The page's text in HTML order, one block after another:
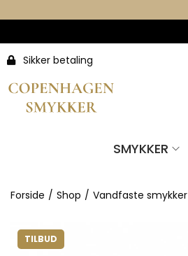
Sikker betaling
SMYKKER
Forside / Shop / Vandfaste smykker
TILBUD